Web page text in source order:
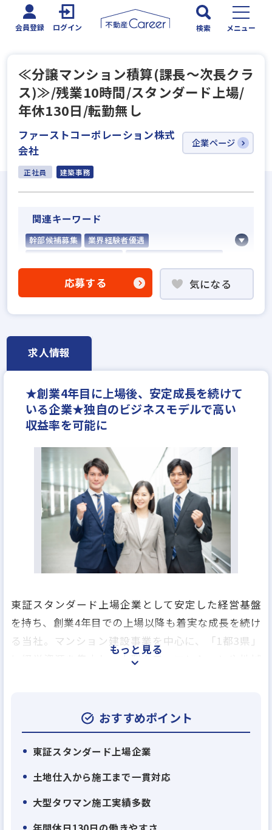
会員登録 ログイン 検索 メニュー
≪分譲マンション積算(課長～次長クラ
ス)≫/残業10時間/スタンダード上場/
年休130日/転勤無し
ファーストコーポレーション株式
会社
企業ページ
正社員 建築事務
関連キーワード
幹部候補募集
業界経験者優遇
高級賃貸仲介営業の経験者歓迎
資格支援制度あり
土日休みあり
月平均残業20時間以内
応募する 気になる
求人情報
★創業4年目に上場後、安定成長を続けて
いる企業★独自のビジネスモデルで高い
収益率を可能に
東証スタンダード上場企業として安定した経営基盤
を持ち、創業4年目での上場以降も着実な成長を続け
る当社。マンション建設事業を中心に、「1都3県」
に経営資源を集中し、大型タワーマンションや地域
当社最大の特長は、土地の仕入れから設計・施工ま
でを一貫して行う独自の「造注方式」。ゼネコンで
性とスピード感ある事業展開を実現しています。大手
優良デベロッパーからの信頼も厚く、「安全と品
質」を最優先にした徹底的な品質管理体制を構築。
もっと見る
おすすめポイント
東証スタンダード上場企業
土地仕入から施工まで一貫対応
大型タワマン施工実績多数